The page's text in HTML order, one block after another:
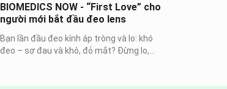
BIOMEDICS NOW - “First Love” cho
người mới bắt đầu đeo lens
Bạn lần đầu đeo kính áp tròng và lo: khó
đeo – sợ đau và khô, đỏ mắt? Đừng lo,